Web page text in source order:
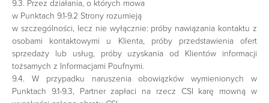
9.3. Przez działania, o których mowa
w Punktach 9.1-9.2 Strony rozumieją
w szczególności, lecz nie wyłącznie: próby nawiązania kontaktu z
osobami kontaktowymi u Klienta, próby przedstawienia ofert
sprzedaży lub usług, próby uzyskania od Klientów informacji
tożsamych z Informacjami Poufnymi.
9.4. W przypadku naruszenia obowiązków wymienionych w
Punktach 9.1-9.3, Partner zapłaci na rzecz CSI karę mowną w